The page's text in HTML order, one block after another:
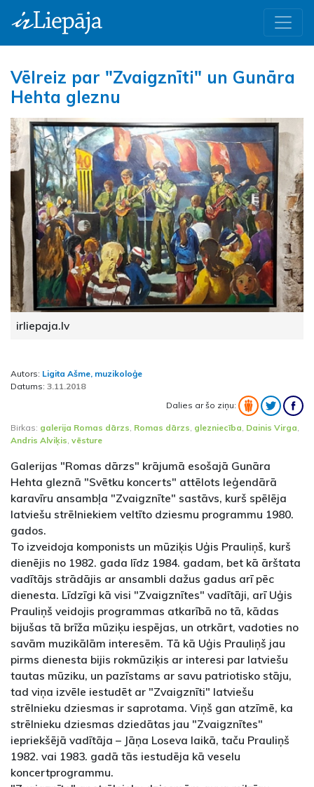
Vēlreiz par "Zvaigznīti" un Gunāra
Hehta gleznu
irliepaja.lv
Autors: Ligita Ašme, muzikoloģe
Datums: 3.11.2018
Dalies ar šo ziņu:
Birkas: galerija Romas dārzs, Romas dārzs, glezniecība, Dainis Virga,
Andris Alviķis, vēsture
Galerijas "Romas dārzs" krājumā esošajā Gunāra
Hehta gleznā "Svētku koncerts" attēlots leģendārā
karavīru ansambļa "Zvaigznīte" sastāvs, kurš spēlēja
latviešu strēlniekiem veltīto dziesmu programmu 1980.
gados.
To izveidoja komponists un mūziķis Uģis Prauliņš, kurš
dienējis no 1982. gada līdz 1984. gadam, bet kā ārštata
vadītājs strādājis ar ansambli dažus gadus arī pēc
dienesta. Līdzīgi kā visi "Zvaigznītes" vadītāji, arī Uģis
Prauliņš veidojis programmas atkarībā no tā, kādas
bijušas tā brīža mūziķu iespējas, un otrkārt, vadoties no
savām muzikālām interesēm. Tā kā Uģis Prauliņš jau
pirms dienesta bijis rokmūziķis ar interesi par latviešu
tautas mūziku, un pazīstams ar savu patriotisko stāju,
tad viņa izvēle iestudēt ar "Zvaigznīti" latviešu
strēlnieku dziesmas ir saprotama. Viņš gan atzīmē, ka
strēlnieku dziesmas dziedātas jau "Zvaigznītes"
iepriekšējā vadītāja – Jāņa Loseva laikā, taču Prauliņš
1982. vai 1983. gadā tās iestudēja kā veselu
koncertprogrammu.